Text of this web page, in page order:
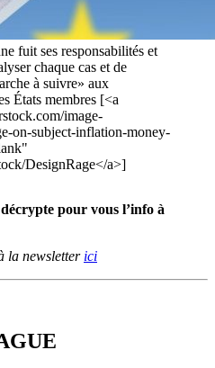
fuit ses responsabilités et
chaque cas et de
à suivre» aux
États membres [<a
image-
on-subject-inflation-money-
DesignRage</a>]
décrypte pour vous l’info à
la newsletter ici